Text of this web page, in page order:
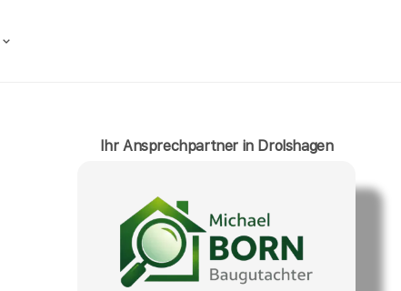
Ihr Ansprechpartner in Drolshagen